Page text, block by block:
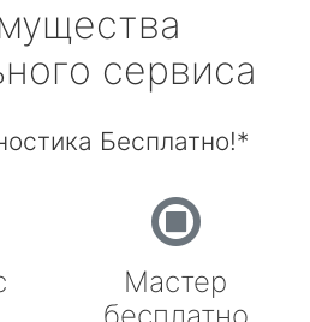
сервиса
Бесплатно!*
Мастер